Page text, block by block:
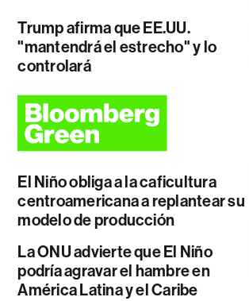
Trump afirma que EE.UU.
"mantendrá el estrecho" y lo
controlará
El Niño obliga a la caficultura
centroamericana a replantear su
modelo de producción
La ONU advierte que El Niño
podría agravar el hambre en
América Latina y el Caribe